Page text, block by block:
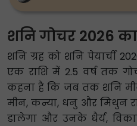
शनि गोचर 2026
शनि ग्रह को शनि पेयार्ची
एक राशि में 2.5 वर्ष तक
कहना है कि जब तक शनि
मीन, कन्या, धनु और मिथुन
डालेगा और उनके धैर्य,